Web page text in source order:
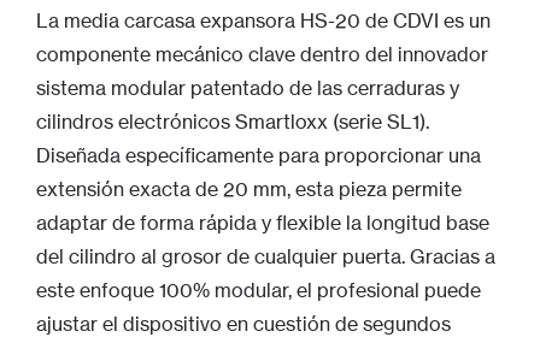
La media carcasa expansora HS-20 de CDVI es un
componente mecánico clave dentro del innovador
sistema modular patentado de las cerraduras y
cilindros electrónicos Smartloxx (serie SL1).
Diseñada específicamente para proporcionar una
extensión exacta de 20 mm, esta pieza permite
adaptar de forma rápida y flexible la longitud base
del cilindro al grosor de cualquier puerta. Gracias a
este enfoque 100% modular, el profesional puede
ajustar el dispositivo en cuestión de segundos